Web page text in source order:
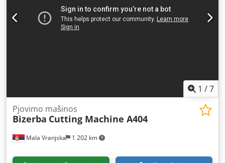
1 /7
Mala Vranjska 1 202 km
Pjovimo mašinos
Bizerba Cutting Machine A404